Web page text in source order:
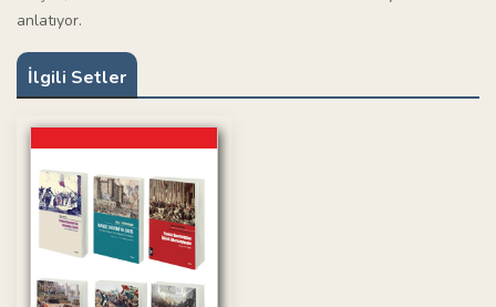
anlatıyor.
İlgili Setler